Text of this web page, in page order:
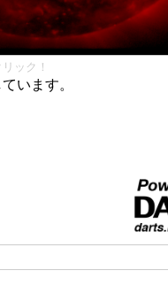
ック！
います。